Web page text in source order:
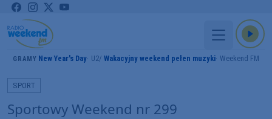
GRAMY New Year's Day U2 Wakacyjny weekend pełen muzyki Weekend FM
SPORT
Sportowy Weekend nr 299